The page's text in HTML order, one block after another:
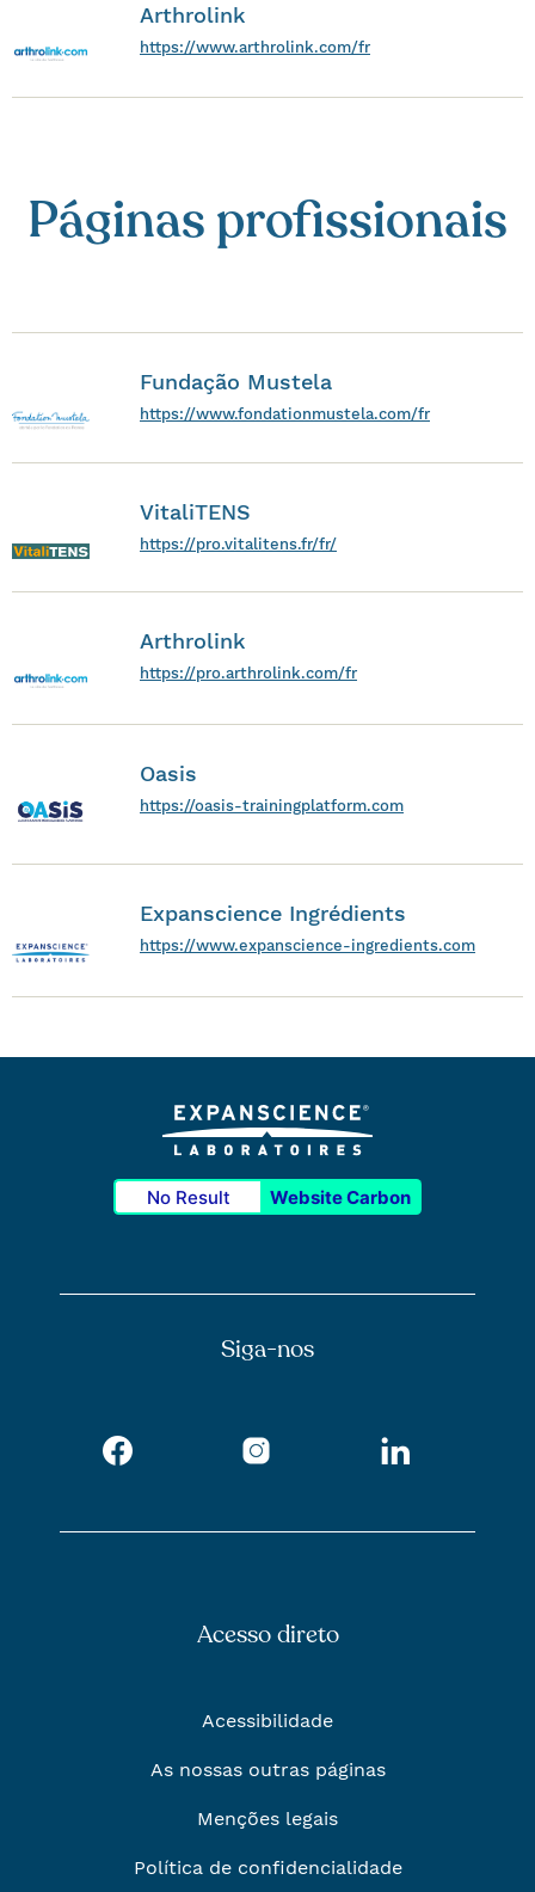
Arthrolink
https://www.arthrolink.com/fr
Páginas profissionais
Fundação Mustela
https://www.fondationmustela.com/fr
VitaliTENS
https://pro.vitalitens.fr/fr/
Arthrolink
https://pro.arthrolink.com/fr
Oasis
https://oasis-trainingplatform.com
Expanscience Ingrédients
https://www.expanscience-ingredients.com
No Result Website Carbon
Siga-nos
Facebook Instagram
Acesso direto
Acessibilidade
As nossas outras páginas
Menções legais
Política de confidencialidade